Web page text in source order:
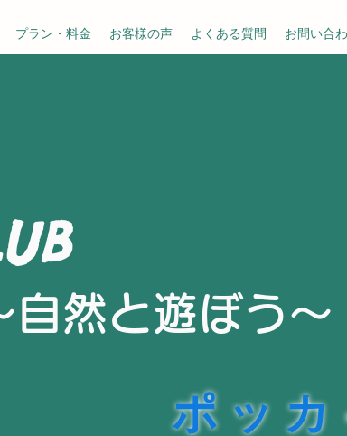
プラン・料金 お客様の声 よくある質問 お問い合
自然と遊ぼう～
・